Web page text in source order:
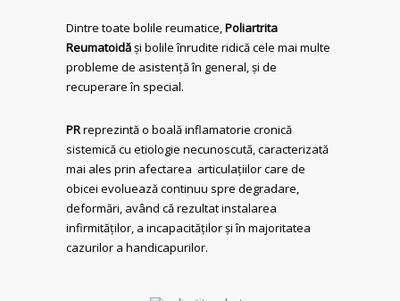
Dintre toate bolile reumatice,Poliartrita
Reumatoidăși bolile înrudite ridică cele mai multe
probleme de asistență în general, și de
recuperare în special.
PRreprezintă o boală inflamatorie cronică
sistemică cu etiologie necunoscută, caracterizată
mai ales prin afectarea articulațiilor care de
obicei evoluează continuu spre degradare,
deformări, având că rezultat instalarea
infirmităților, a incapacităților și în majoritatea
cazurilor a handicapurilor.